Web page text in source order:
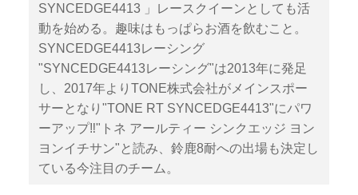
SYNCEDGE4413 」レースクイーンとしても活
動を始める。趣味はもっぱらお酒を飲むこと。
SYNCEDGE4413レーシング
"SYNCEDGE4413レーシング"は2013年に発足
し、2017年よりTONE株式会社がメインスポー
サーとなり"TONE RT SYNCEDGE4413"にパワ
ーアップ‼︎"トネ アールティー シンクエッジ ヨン
ヨンイチサン"と読み、鈴鹿8耐への出場も決定し
ている今注目のチーム。